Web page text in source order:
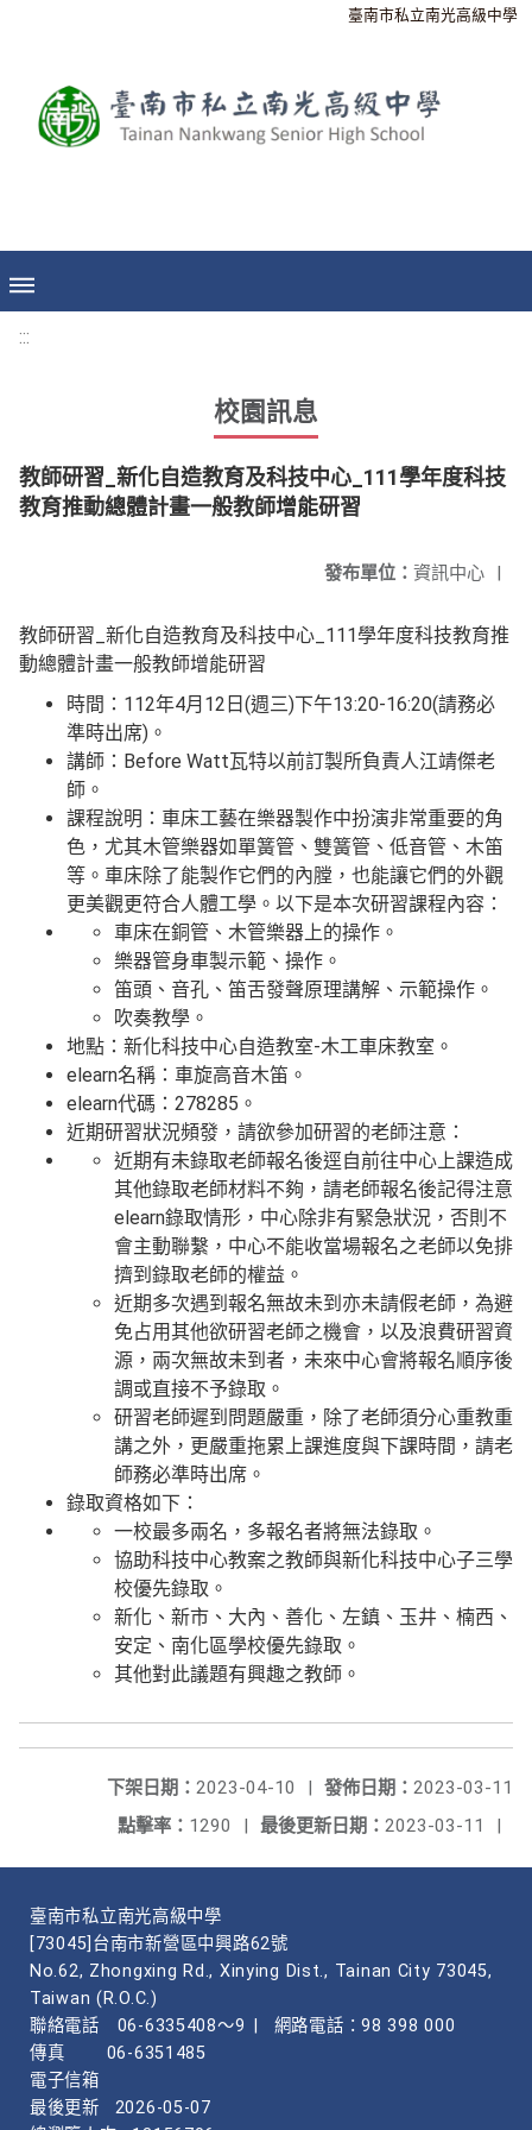
臺南市私立南光高級中學
:::
校園訊息
教師研習_新化自造教育及科技中心_111學年度科技
教育推動總體計畫一般教師增能研習
發布單位： 資訊中心 |
教師研習_新化自造教育及科技中心_111學年度科技教育推
動總體計畫一般教師增能研習
時間：112年4月12日(週三)下午13:20-16:20(請務必
準時出席)。
講師：Before Watt瓦特以前訂製所負責人江靖傑老
師。
課程說明：車床工藝在樂器製作中扮演非常重要的角
色，尤其木管樂器如單簧管、雙簧管、低音管、木笛
等。車床除了能製作它們的內膛，也能讓它們的外觀
更美觀更符合人體工學。以下是本次研習課程內容：
車床在銅管、木管樂器上的操作。
樂器管身車製示範、操作。
笛頭、音孔、笛舌發聲原理講解、示範操作。
吹奏教學。
地點：新化科技中心自造教室-木工車床教室。
elearn名稱：車旋高音木笛。
elearn代碼：278285。
近期研習狀況頻發，請欲參加研習的老師注意：
近期有未錄取老師報名後逕自前往中心上課造成
其他錄取老師材料不夠，請老師報名後記得注意
elearn錄取情形，中心除非有緊急狀況，否則不
會主動聯繫，中心不能收當場報名之老師以免排
擠到錄取老師的權益。
近期多次遇到報名無故未到亦未請假老師，為避
免占用其他欲研習老師之機會，以及浪費研習資
源，兩次無故未到者，未來中心會將報名順序後
調或直接不予錄取。
研習老師遲到問題嚴重，除了老師須分心重教重
講之外，更嚴重拖累上課進度與下課時間，請老
師務必準時出席。
錄取資格如下：
一校最多兩名，多報名者將無法錄取。
協助科技中心教案之教師與新化科技中心子三學
校優先錄取。
新化、新市、大內、善化、左鎮、玉井、楠西、
安定、南化區學校優先錄取。
其他對此議題有興趣之教師。
發佈日期： 2023-03-11
下架日期： 2023-04-10
|
最後更新日期： 2023-03-11 |
點擊率： 1290 |
臺南市私立南光高級中學
[73045]台南市新營區中興路62號
No.62, Zhongxing Rd., Xinying Dist., Tainan City 73045,
Taiwan (R.O.C.)
聯絡電話
06-6335408～9
網路電話：98 398 000
傳真
06-6351485
電子信箱
最後更新
2026-05-07